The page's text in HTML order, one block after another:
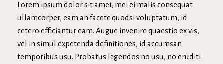
Lorem ipsum dolor sit amet, mei ei malis consequat
ullamcorper, eam an facete quodsi voluptatum, id
cetero efficiantur eam. Augue invenire quaestio ex vis,
vel in simul expetenda definitiones, id accumsan
temporibus usu. Probatus legendos no usu, no eruditi